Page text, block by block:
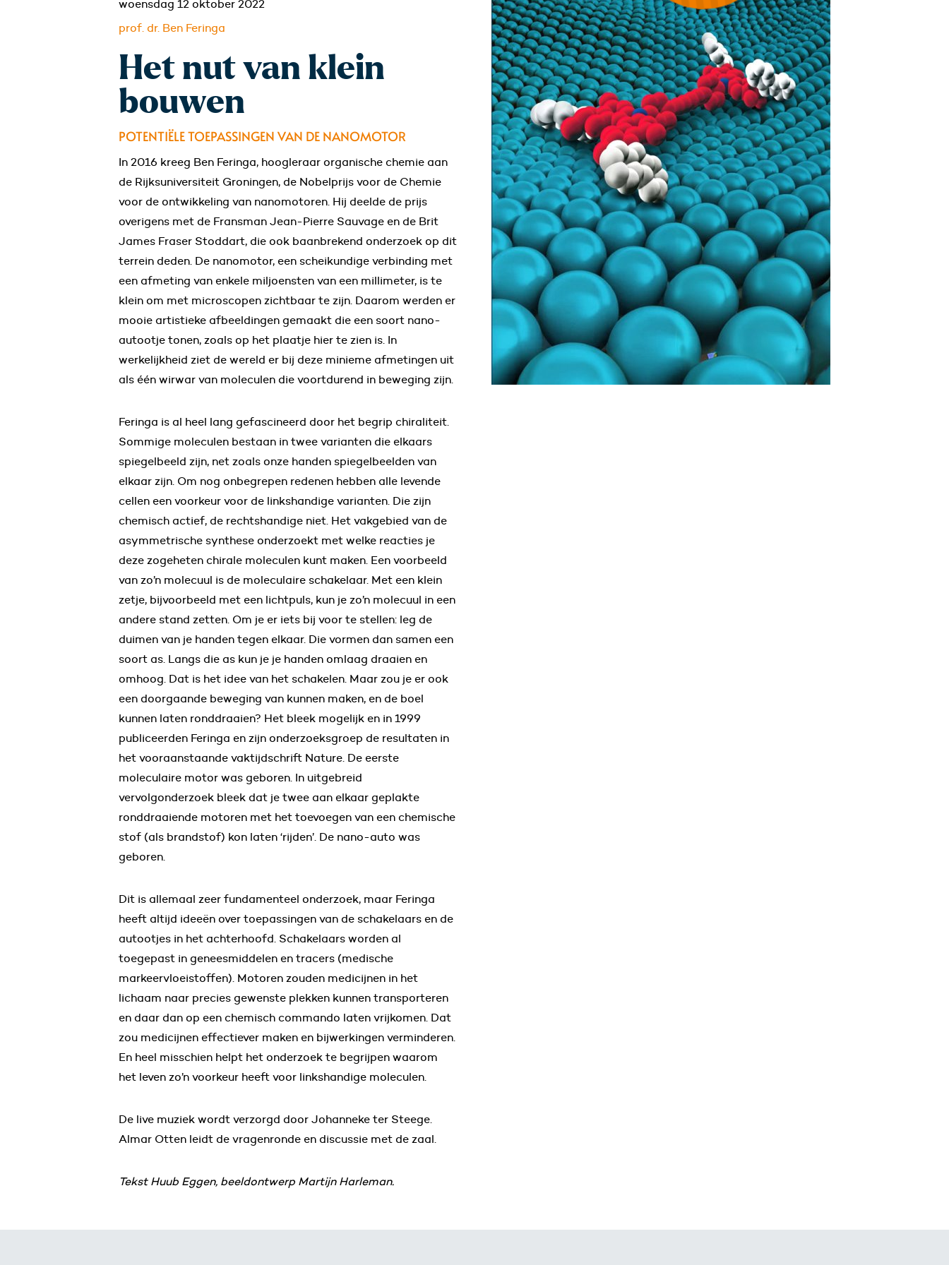
woensdag 12 oktober 2022
prof. dr. Ben Feringa
Het nut van klein
bouwen
POTENTIËLE TOEPASSINGEN VAN DE NANOMOTOR
In 2016 kreeg Ben Feringa, hoogleraar organische chemie aan
de Rijksuniversiteit Groningen, de Nobelprijs voor de Chemie
voor de ontwikkeling van nanomotoren. Hij deelde de prijs
overigens met de Fransman Jean-Pierre Sauvage en de Brit
James Fraser Stoddart, die ook baanbrekend onderzoek op dit
terrein deden. De nanomotor, een scheikundige verbinding met
een afmeting van enkele miljoensten van een millimeter, is te
klein om met microscopen zichtbaar te zijn. Daarom werden er
mooie artistieke afbeeldingen gemaakt die een soort nano-
autootje tonen, zoals op het plaatje hier te zien is. In
werkelijkheid ziet de wereld er bij deze minieme afmetingen uit
als één wirwar van moleculen die voortdurend in beweging zijn.
Feringa is al heel lang gefascineerd door het begrip chiraliteit.
Sommige moleculen bestaan in twee varianten die elkaars
spiegelbeeld zijn, net zoals onze handen spiegelbeelden van
elkaar zijn. Om nog onbegrepen redenen hebben alle levende
cellen een voorkeur voor de linkshandige varianten. Die zijn
chemisch actief, de rechtshandige niet. Het vakgebied van de
asymmetrische synthese onderzoekt met welke reacties je
deze zogeheten chirale moleculen kunt maken. Een voorbeeld
van zo’n molecuul is de moleculaire schakelaar. Met een klein
zetje, bijvoorbeeld met een lichtpuls, kun je zo’n molecuul in een
andere stand zetten. Om je er iets bij voor te stellen: leg de
duimen van je handen tegen elkaar. Die vormen dan samen een
soort as. Langs die as kun je je handen omlaag draaien en
omhoog. Dat is het idee van het schakelen. Maar zou je er ook
een doorgaande beweging van kunnen maken, en de boel
kunnen laten ronddraaien? Het bleek mogelijk en in 1999
publiceerden Feringa en zijn onderzoeksgroep de resultaten in
het vooraanstaande vaktijdschrift Nature. De eerste
moleculaire motor was geboren. In uitgebreid
vervolgonderzoek bleek dat je twee aan elkaar geplakte
ronddraaiende motoren met het toevoegen van een chemische
stof (als brandstof) kon laten ‘rijden’. De nano-auto was
geboren.
Dit is allemaal zeer fundamenteel onderzoek, maar Feringa
heeft altijd ideeën over toepassingen van de schakelaars en de
autootjes in het achterhoofd. Schakelaars worden al
toegepast in geneesmiddelen en tracers (medische
markeervloeistoffen). Motoren zouden medicijnen in het
lichaam naar precies gewenste plekken kunnen transporteren
en daar dan op een chemisch commando laten vrijkomen. Dat
zou medicijnen effectiever maken en bijwerkingen verminderen.
En heel misschien helpt het onderzoek te begrijpen waarom
het leven zo’n voorkeur heeft voor linkshandige moleculen.
De live muziek wordt verzorgd door Johanneke ter Steege.
Almar Otten leidt de vragenronde en discussie met de zaal.
Tekst Huub Eggen, beeldontwerp Martijn Harleman.